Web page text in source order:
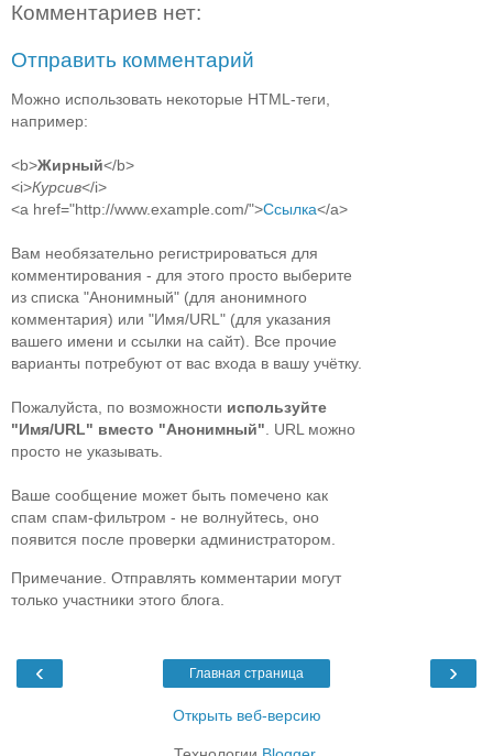
Комментариев нет:
Отправить комментарий
Можно использовать некоторые HTML-теги,
например:
<b>Жирный</b>
<i>Курсив</i>
<a href="http://www.example.com/">Ссылка</a>
Вам необязательно регистрироваться для
комментирования - для этого просто выберите
из списка "Анонимный" (для анонимного
комментария) или "Имя/URL" (для указания
вашего имени и ссылки на сайт). Все прочие
варианты потребуют от вас входа в вашу учётку.
Пожалуйста, по возможности используйте
"Имя/URL" вместо "Анонимный". URL можно
просто не указывать.
Ваше сообщение может быть помечено как
спам спам-фильтром - не волнуйтесь, оно
появится после проверки администратором.
Примечание. Отправлять комментарии могут
только участники этого блога.
‹ ›
Главная страница
Открыть веб-версию